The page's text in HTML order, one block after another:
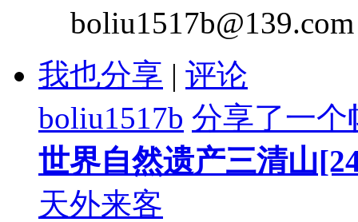
boliu1517b@139.com
我也分享 | 评论
boliu1517b 分享了一个
世界自然遗产三清山
天外来客